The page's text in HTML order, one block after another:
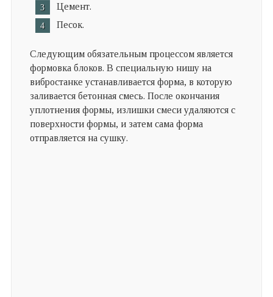
Цемент.
Песок.
Следующим обязательным процессом является
формовка блоков. В специальную нишу на
вибростанке устанавливается форма, в которую
заливается бетонная смесь. После окончания
уплотнения формы, излишки смеси удаляются с
поверхности формы, и затем сама форма
отправляется на сушку.